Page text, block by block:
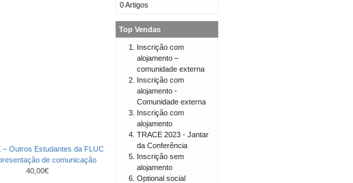
– Outros Estudantes da FLUC
de comunicação
40,00€
0 Artigos
Top Vendas
Inscrição com
alojamento –
comunidade externa
Inscrição com
alojamento -
Comunidade externa
Inscrição com
alojamento
TRACE 2023 - Jantar
da Conferência
Inscrição sem
alojamento
Optional social